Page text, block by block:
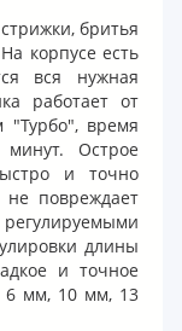
бритья
корпусе есть
вся нужная
работает от
"Турбо", время
минут. Острое
и точно
повреждает
длины
и точное
6 мм, 10 мм, 13